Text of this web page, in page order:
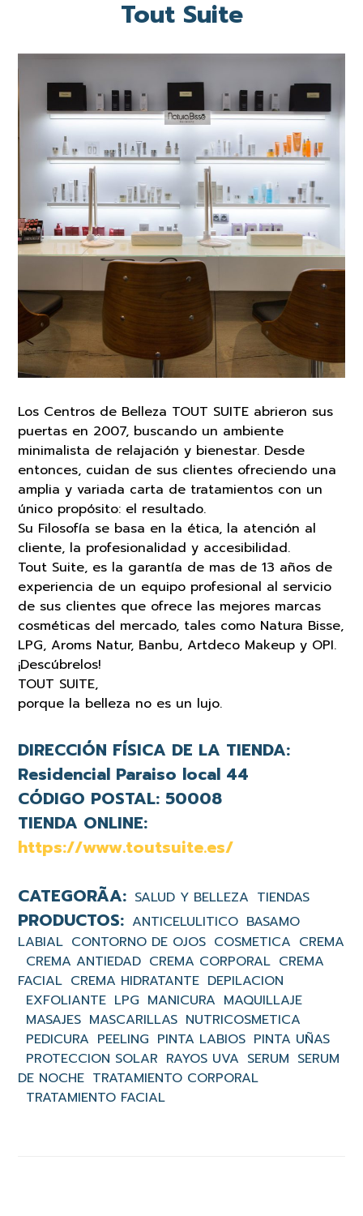
Tout Suite
Los Centros de Belleza TOUT SUITE abrieron sus
puertas en 2007, buscando un ambiente
minimalista de relajación y bienestar. Desde
entonces, cuidan de sus clientes ofreciendo una
amplia y variada carta de tratamientos con un
único propósito: el resultado.
Su Filosofía se basa en la ética, la atención al
cliente, la profesionalidad y accesibilidad.
Tout Suite, es la garantía de mas de 13 años de
experiencia de un equipo profesional al servicio
de sus clientes que ofrece las mejores marcas
cosméticas del mercado, tales como Natura Bisse,
LPG, Aroms Natur, Banbu, Artdeco Makeup y OPI.
¡Descúbrelos!
TOUT SUITE,
porque la belleza no es un lujo.
DIRECCIÓN FÍSICA DE LA TIENDA:
Residencial Paraiso local 44
CÓDIGO POSTAL: 50008
TIENDA ONLINE:
https://www.toutsuite.es/
SALUD Y BELLEZA TIENDAS
ANTICELULITICO BASAMO
LABIAL CONTORNO DE OJOS COSMETICA CREMA
CREMA ANTIEDAD CREMA CORPORAL CREMA
FACIAL CREMA HIDRATANTE DEPILACION
EXFOLIANTE LPG MANICURA MAQUILLAJE
MASAJES MASCARILLAS NUTRICOSMETICA
PEDICURA PEELING PINTA LABIOS PINTA UÑAS
PROTECCION SOLAR RAYOS UVA SERUM SERUM
DE NOCHE TRATAMIENTO CORPORAL
TRATAMIENTO FACIAL